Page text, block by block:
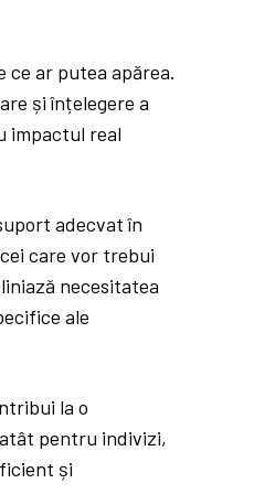
ar putea apărea.
și înțelegere a
impactul real
adecvat în
care vor trebui
necesitatea
ale
la o
pentru indivizi,
și